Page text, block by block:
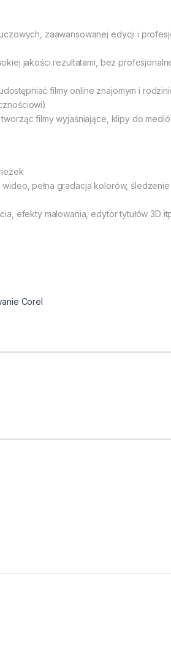
zaawansowanej edycji i
jakości rezultatami, bez
filmy online znajomym i
filmy wyjaśniające, klipy do
pełna gradacja kolorów,
efekty malowania, edytor tytułów 3D
Corel